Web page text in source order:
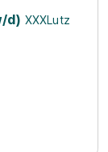
d) XXXLutz